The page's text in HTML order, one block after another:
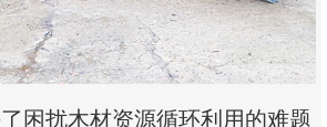
困扰木材资源循环利用的难题